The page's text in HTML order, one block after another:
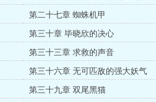
第二十七章 蜘蛛机甲
第三十章 毕晓欣的决心
第三十三章 求救的声音
第三十六章 无可匹敌的强大妖气
第三十九章 双尾黑猫